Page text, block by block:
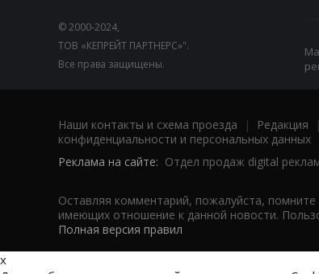
© 2000-2024,
ТОВ «КЕПРЕЙТ ПАРТНЕРС»".
Все права защищены.
Наши контакты и схема проезда | Редакция
конфиденциальности и персональных данных
Реклама на сайте: Отдел продаж digital
Оставляя комментарий, пожалуйста,
имеющих отношение к данной новости.
Полная версия правил
x